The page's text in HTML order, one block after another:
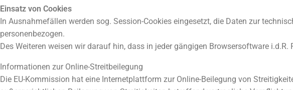
Einsatz von Cookies
In Ausnahmefällen werden sog. Session-Cookies eingesetzt, die Daten zur
personenbezogen.
Des Weiteren weisen wir darauf hin, dass in jeder gängigen Browsersoftware
Informationen zur Online-Streitbeilegung
Die EU-Kommission hat eine Internetplattform zur Online-Beilegung von